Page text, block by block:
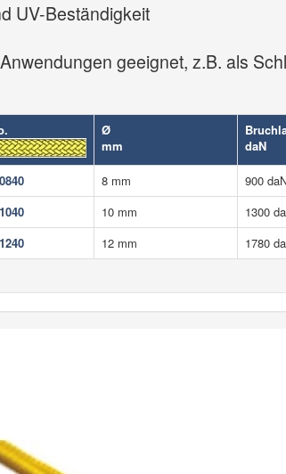
UV-Beständigkeit
geeignet, z.B. als
Ø
mm
daN
8 mm 900
10 mm 1300
12 mm 1780